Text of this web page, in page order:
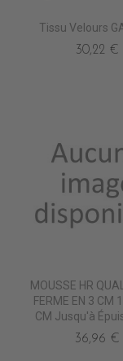
Tissu Velours
30,22 €
MOUSSE HR
FERME EN 3 CM
CM Jusqu'à
36,96 €